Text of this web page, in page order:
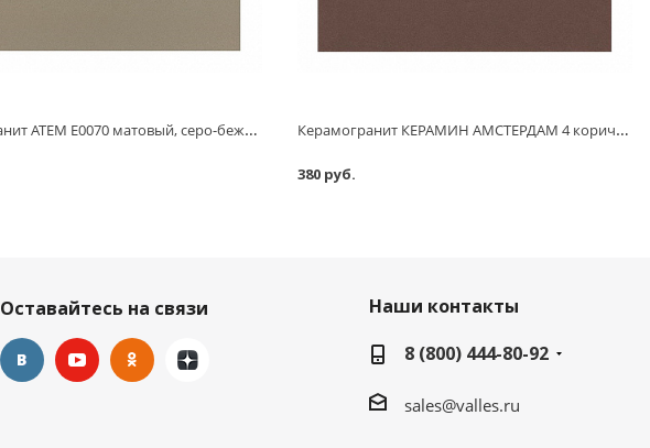
Керамогранит АТЕМ Е0070 матовый, серо-бежевый, 300x7,5x300 мм Керамогранит КЕРАМИН АМСТЕРДАМ 4 коричневый, 298x8x298 мм
380 руб.
Оставайтесь на связи
Наши контакты
8 (800) 444-80-92
sales@valles.ru